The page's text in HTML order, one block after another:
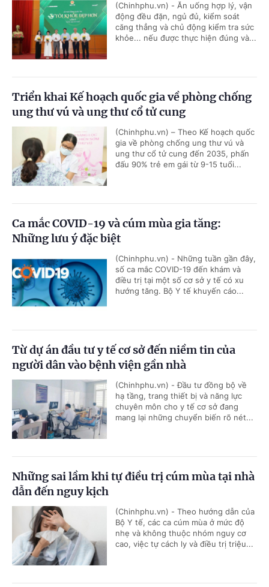
(Chinhphu.vn) - Ăn uống hợp lý, vận
động đều đặn, ngủ đủ, kiểm soát
căng thẳng và chủ động kiểm tra sức
khỏe... nếu được thực hiện đúng và...
Triển khai Kế hoạch quốc gia về phòng chống
ung thư vú và ung thư cổ tử cung
(Chinhphu.vn) – Theo Kế hoạch quốc
gia về phòng chống ung thư vú và
ung thư cổ tử cung đến 2035, phấn
đấu 90% trẻ em gái từ 9-15 tuổi...
Ca mắc COVID-19 và cúm mùa gia tăng:
Những lưu ý đặc biệt
(Chinhphu.vn) - Những tuần gần đây,
số ca mắc COVID-19 đến khám và
điều trị tại một số cơ sở y tế có xu
hướng tăng. Bộ Y tế khuyến cáo...
Từ dự án đầu tư y tế cơ sở đến niềm tin của
người dân vào bệnh viện gần nhà
(Chinhphu.vn) - Đầu tư đồng bộ về
hạ tầng, trang thiết bị và năng lực
chuyên môn cho y tế cơ sở đang
mang lại những chuyển biến rõ nét...
Những sai lầm khi tự điều trị cúm mùa tại nhà
dẫn đến nguy kịch
(Chinhphu.vn) - Theo hướng dẫn của
Bộ Y tế, các ca cúm mùa ở mức độ
nhẹ và không thuộc nhóm nguy cơ
cao, việc tự cách ly và điều trị triệu...